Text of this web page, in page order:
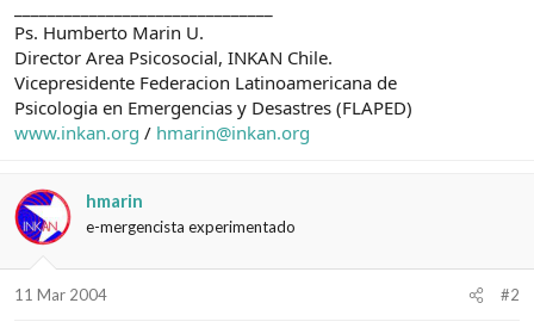
Ps. Humberto Marin U.
Director Area Psicosocial, INKAN Chile.
Vicepresidente Federacion Latinoamericana de
Psicologia en Emergencias y Desastres (FLAPED)
www.inkan.org / hmarin@inkan.org
hmarin
e-mergencista experimentado
11 Mar 2004 #2